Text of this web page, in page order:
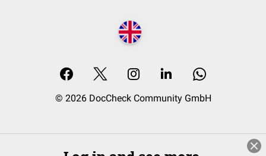
© 2026 DocCheck Community GmbH